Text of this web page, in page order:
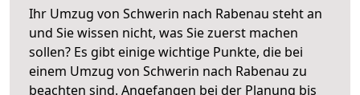
Ihr Umzug von Schwerin nach Rabenau steht an
und Sie wissen nicht, was Sie zuerst machen
sollen? Es gibt einige wichtige Punkte, die bei
einem Umzug von Schwerin nach Rabenau zu
beachten sind. Angefangen bei der Planung bis